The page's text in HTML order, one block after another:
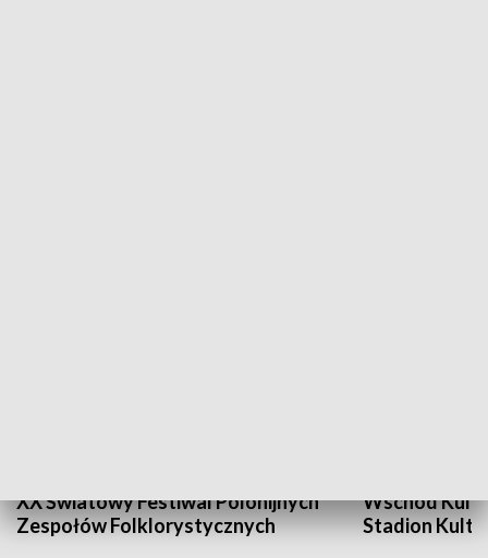
XX Światowy Festiwal Polonijnych
Zespołów Folklorystycznych
Wschód
Stadion